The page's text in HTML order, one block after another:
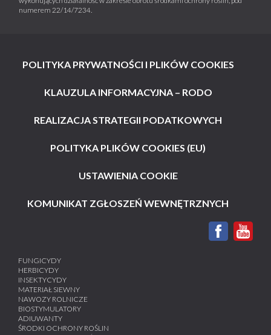
numerem 22/14/7234.
POLITYKA PRYWATNOŚCI I PLIKÓW COOKIES
KLAUZULA INFORMACYJNA – RODO
REALIZACJA STRATEGII PODATKOWYCH
POLITYKA PLIKÓW COOKIES (EU)
USTAWIENIA COOKIE
KOMUNIKAT ZGŁOSZEŃ WEWNĘTRZNYCH
FUNGICYDY
HERBICYDY
INSEKTYCYDY
MATERIAŁ SIEWNY
NAWOZY ROLNICZE
BIOSTYMULATORY
ADIUWANTY
ŚRODKI OCHRONY ROŚLIN